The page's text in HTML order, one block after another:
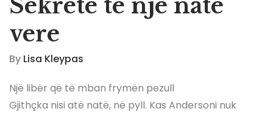
Sekrete të një nate
vere
By Lisa Kleypas
Një libër që të mban frymën pezull
Gjithçka nisi atë natë, në pyll. Kas Andersoni nuk